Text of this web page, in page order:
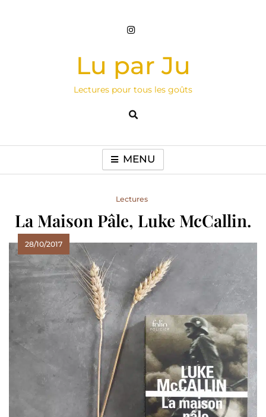
Lu par Ju
Lectures pour tous les goûts
MENU
Lectures
La Maison Pâle, Luke McCallin.
28/10/2017